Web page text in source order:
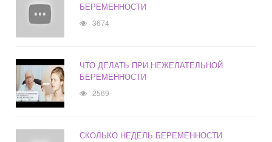
БЕРЕМЕННОСТИ
3674
ЧТО ДЕЛАТЬ ПРИ НЕЖЕЛАТЕЛЬНОЙ
БЕРЕМЕННОСТИ
2569
СКОЛЬКО НЕДЕЛЬ БЕРЕМЕННОСТИ